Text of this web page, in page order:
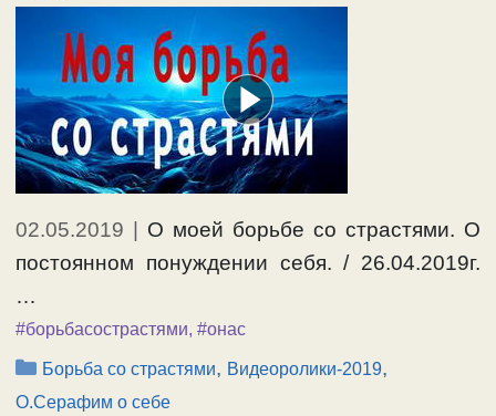
02.05.2019
О моей борьбе со страстями. О
постоянном понуждении себя. / 26.04.2019г.
…
#борьбасострастями, #онас
Рубрики
Борьба со страстями, Видеоролики-2019,
О.Серафим о себе